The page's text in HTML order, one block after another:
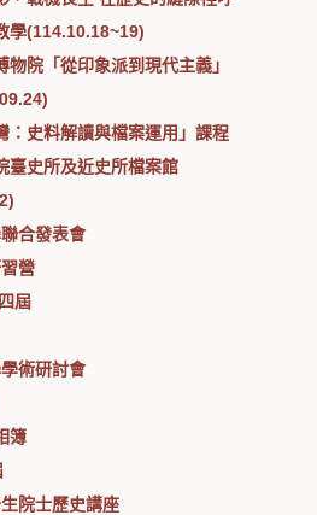
學(114.10.18~19)
物院「從印象派到現代主義」
：史料解讀與檔案運用」課程
臺史所及近史所檔案館
合發表會
營
屆
術研討會
簿
院士歷史講座